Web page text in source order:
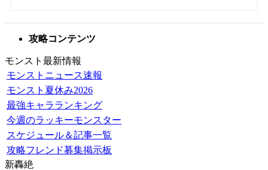
攻略コンテンツ
モンスト最新情報
モンストニュース速報
モンスト夏休み2026
最強キャラランキング
今週のラッキーモンスター
スケジュール＆記事一覧
攻略フレンド募集掲示板
新轟絶